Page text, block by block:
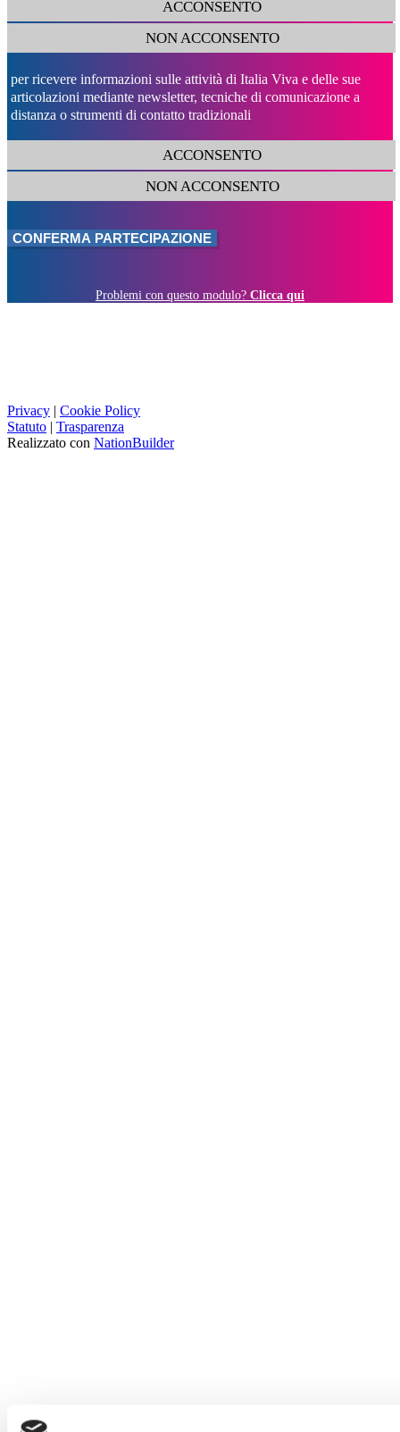
ACCONSENTO
NON ACCONSENTO
per ricevere informazioni sulle attività di Italia Viva e delle sue
articolazioni mediante newsletter, tecniche di comunicazione a
distanza o strumenti di contatto tradizionali
ACCONSENTO
NON ACCONSENTO
Problemi con questo modulo? Clicca qui
Privacy | Cookie Policy
Statuto | Trasparenza
Realizzato con NationBuilder